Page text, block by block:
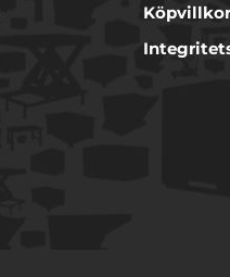
funktioner för sociala
annan information från
Köpvillkor